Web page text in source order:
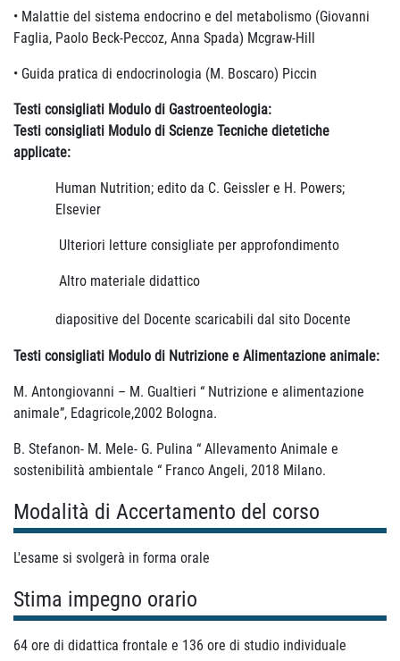
• Malattie del sistema endocrino e del metabolismo (Giovanni
Faglia, Paolo Beck-Peccoz, Anna Spada) Mcgraw-Hill
• Guida pratica di endocrinologia (M. Boscaro) Piccin
Testi consigliati Modulo di Gastroenteologia:
Testi consigliati Modulo di Scienze Tecniche dietetiche
applicate:
Human Nutrition; edito da C. Geissler e H. Powers;
Elsevier
Ulteriori letture consigliate per approfondimento
Altro materiale didattico
diapositive del Docente scaricabili dal sito Docente
Testi consigliati Modulo di Nutrizione e Alimentazione animale:
M. Antongiovanni – M. Gualtieri “ Nutrizione e alimentazione
animale”, Edagricole,2002 Bologna.
B. Stefanon- M. Mele- G. Pulina “ Allevamento Animale e
sostenibilità ambientale “ Franco Angeli, 2018 Milano.
Modalità di Accertamento del corso
L'esame si svolgerà in forma orale
Stima impegno orario
64 ore di didattica frontale e 136 ore di studio individuale